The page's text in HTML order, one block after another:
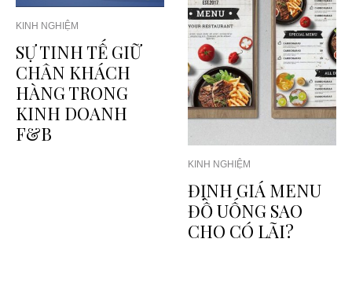
KINH NGHIỆM
SỰ TINH TẾ GIỮ
CHÂN KHÁCH
HÀNG TRONG
KINH DOANH
F&B
KINH NGHIỆM
ĐỊNH GIÁ MENU
ĐỒ UỐNG SAO
CHO CÓ LÃI?